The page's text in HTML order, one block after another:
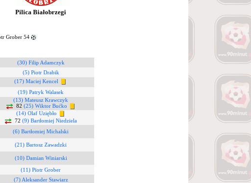
Pilica Białobrzegi
Grober 54
(30) Filip Adamczyk
(5) Piotr Drabik
(17) Maciej Kencel
(19) Patryk Walasek
(13) Mateusz Krawczyk
82 (25) Wiktor Bućko
(14) Olaf Uziębło
72 (9) Bartłomiej Niedziela
(6) Bartłomiej Michalski
(21) Bartosz Zawadzki
(10) Damian Winiarski
(11) Piotr Grober
(7) Aleksander Stawiarz